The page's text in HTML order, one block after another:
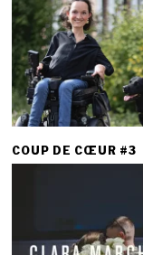
COUP DE CŒUR #3